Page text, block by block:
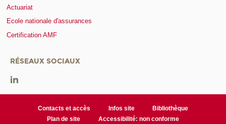
Actuariat
Ecole nationale d'assurances
Certification AMF
RÉSEAUX SOCIAUX
Contacts et accès Infos site
Bibliothèque
Plan de site
Accessibilité: non conforme